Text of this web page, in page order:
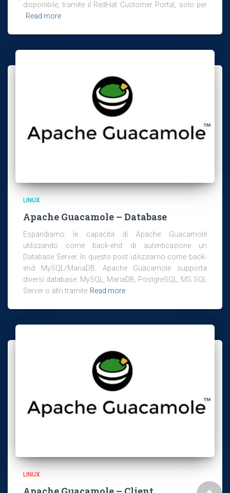
disponibile, tramite il RedHat Customer Portal, solo per
Read more
LINUX
Apache Guacamole – Database
Espandiamo le capacità di Apache Guacamole
utilizzando come back-end di autenticazione un
Database Server. In questo post utilizziamo come back-
end MySQL/MariaDB. Apache Guacamole supporta
diversi database: MySQL, MariaDB, PostgreSQL, MS SQL
Server o altri tramite Read more
LINUX